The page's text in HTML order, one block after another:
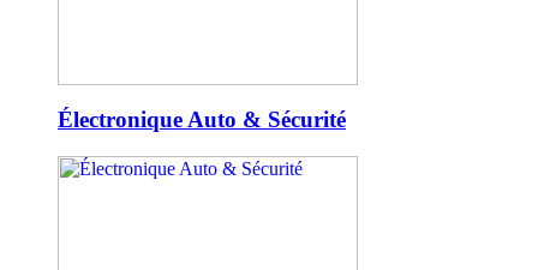
Électronique Auto & Sécurité